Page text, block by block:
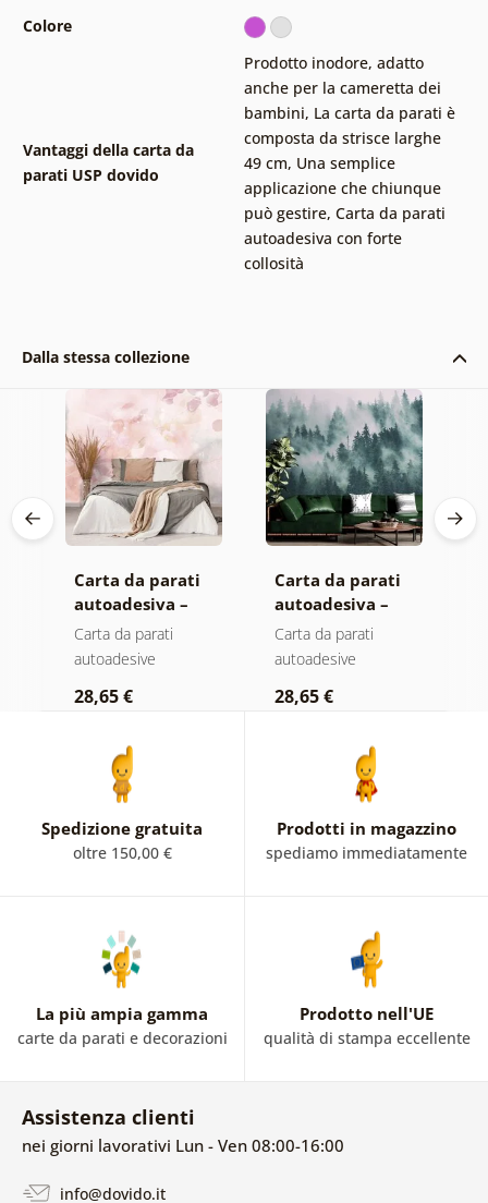
Colore
Vantaggi della carta da
parati USP dovido
Prodotto inodore, adatto
anche per la cameretta dei
bambini, La carta da parati è
composta da strisce larghe
49 cm, Una semplice
applicazione che chiunque
può gestire, Carta da parati
autoadesiva con forte
collosità
Dalla stessa collezione
Carta da parati
autoadesiva –
Foglie con
sfumatura
Carta da parati
autoadesive
28,65 €
Carta da parati
autoadesiva –
Foresta nella
nebbia
Carta da parati
autoadesive
28,65 €
Spedizione gratuita
oltre 150,00 €
Prodotti in magazzino
spediamo immediatamente
La più ampia gamma
carte da parati e decorazioni
Prodotto nell'UE
qualità di stampa eccellente
Assistenza clienti
nei giorni lavorativi Lun - Ven 08:00-16:00
info@dovido.it